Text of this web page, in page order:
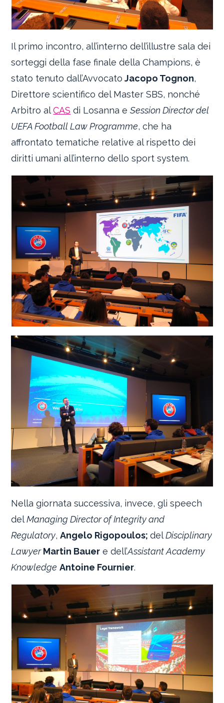
Il primo incontro, all’interno dell’illustre sala dei
sorteggi della fase finale della Champions, è
stato tenuto dall’Avvocato Jacopo Tognon,
Direttore scientifico del Master SBS, nonché
Arbitro alCAS di Losanna eSession Director del
UEFA Football Law Programme, che ha
affrontato tematiche relative al rispetto dei
diritti umani all’interno dello sport system.
Nella giornata successiva, invece, gli speech
delManaging Director of Integrity and
Regulatory,Angelo Rigopoulos;delDisciplinary
LawyerMartin Bauer e dell’Assistant Academy
Knowledge Antoine Fournier.